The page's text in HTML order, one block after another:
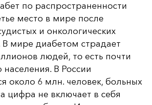
по распространенности
место в мире после
и онкологических
В мире диабетом страдает
людей, то есть почти
населения. В России
около 6 млн. человек, больных
цифра не включает в себя